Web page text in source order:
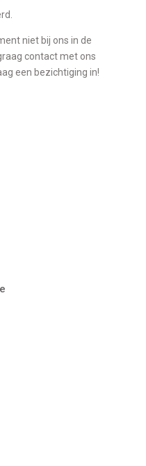
niet bij ons in de
contact met ons
een bezichtiging in!